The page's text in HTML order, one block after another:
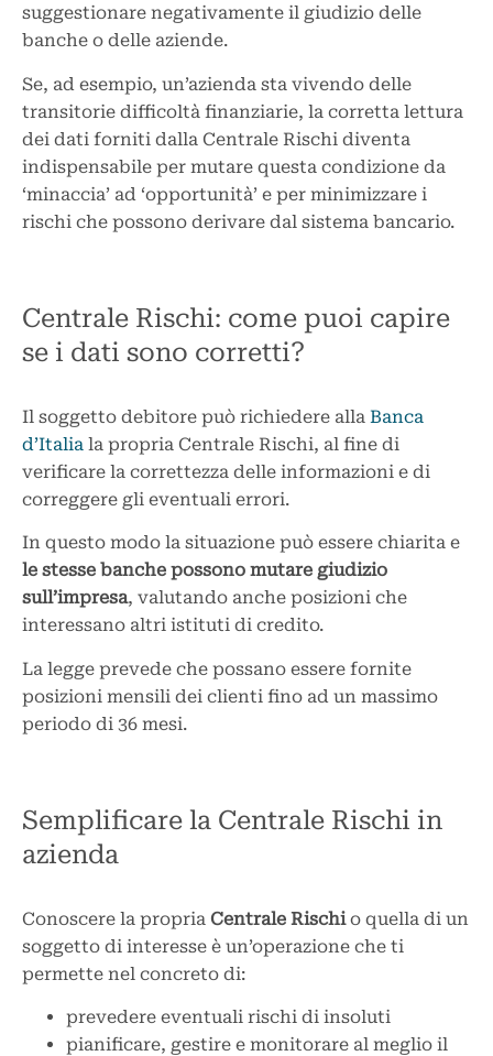
suggestionare negativamente il giudizio delle
banche o delle aziende.
Se, ad esempio, un’azienda sta vivendo delle
transitorie difficoltà finanziarie, la corretta lettura
dei dati forniti dalla Centrale Rischi diventa
indispensabile per mutare questa condizione da
‘minaccia’ ad ‘opportunità’ e per minimizzare i
rischi che possono derivare dal sistema bancario.
Centrale Rischi: come puoi capire
se i dati sono corretti?
Il soggetto debitore può richiedere alla Banca
d’Italia la propria Centrale Rischi, al fine di
verificare la correttezza delle informazioni e di
correggere gli eventuali errori.
In questo modo la situazione può essere chiarita e
le stesse banche possono mutare giudizio
sull’impresa, valutando anche posizioni che
interessano altri istituti di credito.
La legge prevede che possano essere fornite
posizioni mensili dei clienti fino ad un massimo
periodo di 36 mesi.
Semplificare la Centrale Rischi in
azienda
Conoscere la propria Centrale Rischio quella di un
soggetto di interesse è un’operazione che ti
permette nel concreto di:
prevedere eventuali rischi di insoluti
pianificare, gestire e monitorare al meglio il